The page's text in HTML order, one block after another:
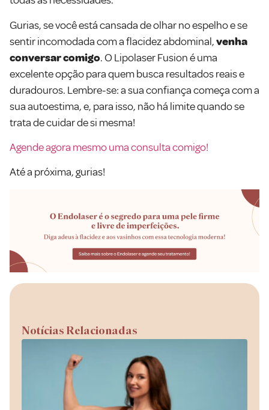
Gurias, se você está cansada de olhar no espelho e se
sentir incomodada com a flacidez abdominal,venha
conversar comigo. O Lipolaser Fusion é uma
excelente opção para quem busca resultados reais e
duradouros. Lembre-se: a sua confiança começa com a
sua autoestima, e, para isso, não há limite quando se
trata de cuidar de si mesma!
Agende agora mesmo uma consulta comigo!
Até a próxima, gurias!
Notícias Relacionadas